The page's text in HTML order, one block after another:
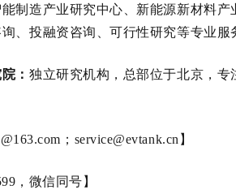
制造产业研究中心、新能源新材料
、投融资咨询、可行性研究等专业
： 独立研究机构，总部位于北京，
；service@evtank.cn】
，微信同号】